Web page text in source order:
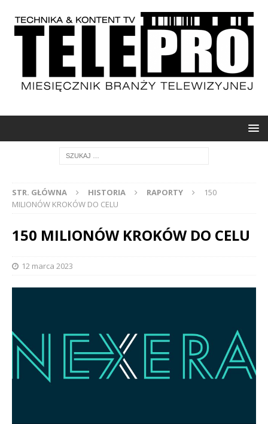
STR. GŁÓWNA HISTORIA RAPORTY
150
MILIONÓW KROKÓW DO CELU
150 MILIONÓW KROKÓW DO CELU
12 marca 2023